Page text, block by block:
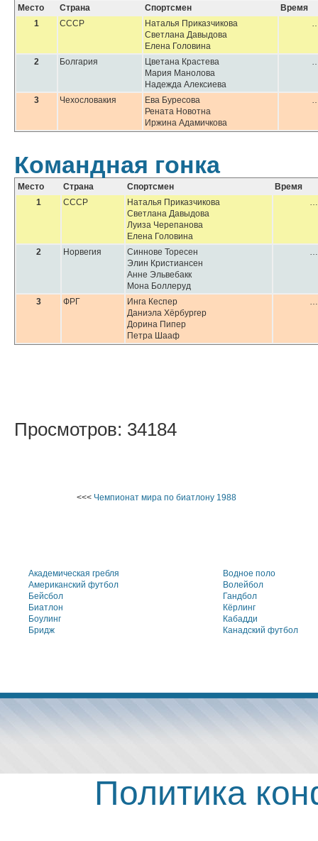
Место Страна Спортсмен
Время
1
СССР
Наталья Приказчикова
Светлана Давыдова
Елена Головина
2 Болгария
Цветана Крастева
Мария Манолова
Надежда Алексиева
3 Чехословакия
Ева Буресова
Рената Новотна
Иржина Адамичкова
Командная гонка
Место Страна Спортсмен
Время
1
СССР
Наталья Приказчикова
Светлана Давыдова
Луиза Черепанова
Елена Головина
…
2 Норвегия
Синнове Торесен
Элин Кристиансен
Анне Эльвебакк
Мона Боллеруд
…
3 ФРГ
Инга Кеспер
Даниэла Хёрбургер
Дорина Пипер
Петра Шааф
…
Просмотров: 34184
<<< Чемпионат мира по биатлону 1988
Академическая гребля
Американский футбол
Бейсбол
Биатлон
Боулинг
Бридж
Водное поло
Волейбол
Гандбол
Кёрлинг
Кабадди
Канадский футбол
Политика